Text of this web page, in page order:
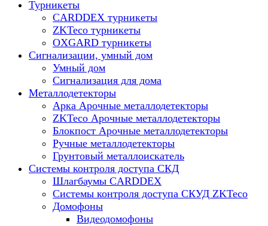
Турникеты
CARDDEX турникеты
ZKTeco турникеты
OXGARD турникеты
Сигнализации, умный дом
Умный дом
Сигнализация для дома
Металлодетекторы
Арка Арочные металлодетекторы
ZKTeco Арочные металлодетекторы
Блокпост Арочные металлодетекторы
Ручные металлодетекторы
Грунтовый металлоискатель
Системы контроля доступа СКД
Шлагбаумы CARDDEX
Системы контроля доступа СКУД ZKTeco
Домофоны
Видеодомофоны